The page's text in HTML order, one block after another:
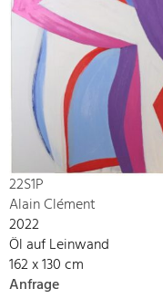
22S1P
Alain Clément
2022
Öl auf Leinwand
162 x 130 cm
Anfrage